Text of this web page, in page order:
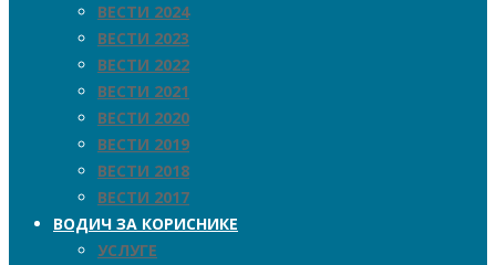
ВЕСТИ 2024
ВЕСТИ 2023
ВЕСТИ 2022
ВЕСТИ 2021
ВЕСТИ 2020
ВЕСТИ 2019
ВЕСТИ 2018
ВЕСТИ 2017
ВОДИЧ ЗА КОРИСНИКЕ
УСЛУГЕ